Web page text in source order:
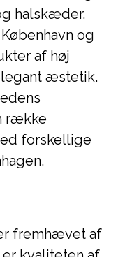
halskæder.
og
af høj
æstetik.
række
forskellige
fremhævet af